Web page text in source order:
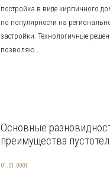
постройка в виде кирпичного
по популярности на
застройки. Технологичные
позволяю...
Основные
преимущества
01.01.0001